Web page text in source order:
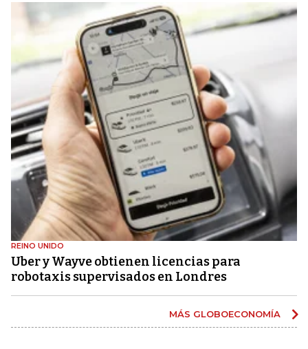
REINO UNIDO
Uber y Wayve obtienen licencias para
robotaxis supervisados ​​en Londres
MÁS GLOBOECONOMÍA